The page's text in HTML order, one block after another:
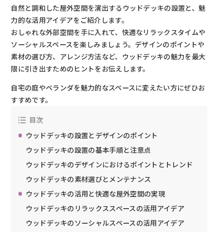
自然と調和した屋外空間を演出するウッドデッキの設置と、魅
力的な活用アイデアをご紹介します。
おしゃれな外部空間を手に入れて、快適なリラックスタイムや
ソーシャルスペースを楽しみましょう。デザインのポイントや
素材の選び方、アレンジ方法など、ウッドデッキの魅力を最大
限に引き出すためのヒントをお伝えします。
自宅の庭やベランダを魅力的なスペースに変えたい方にぜひお
すすめです。
目次
ウッドデッキの設置とデザインのポイント
ウッドデッキの設置の基本手順と注意点
ウッドデッキのデザインにおけるポイントとトレンド
ウッドデッキの素材選びとメンテナンス
ウッドデッキの活用と快適な屋外空間の実現
ウッドデッキのリラックススペースの活用アイデア
ウッドデッキのソーシャルスペースの活用アイデア